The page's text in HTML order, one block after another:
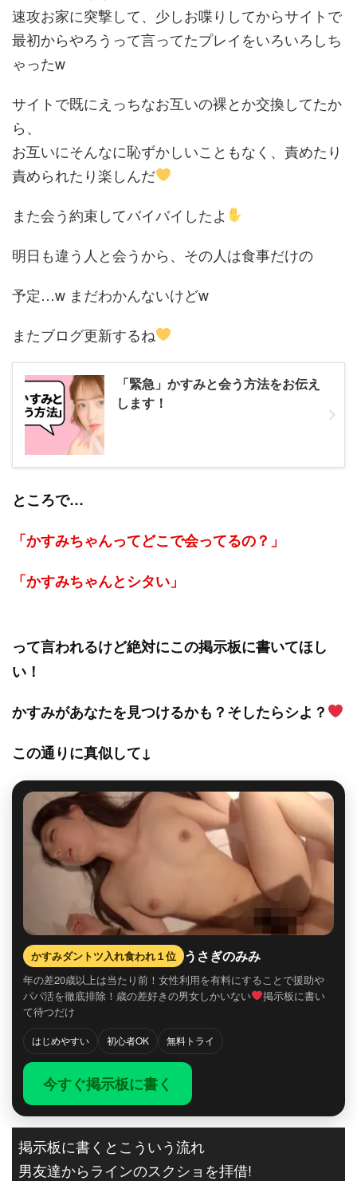
速攻お家に突撃して、少しお喋りしてからサイトで
最初からやろうって言ってたプレイをいろいろしち
ゃったw
サイトで既にえっちなお互いの裸とか交換してたか
ら、
お互いにそんなに恥ずかしいこともなく、責めたり
責められたり楽しんだ
また会う約束してバイバイしたよ
明日も違う人と会うから、その人は食事だけの
予定…w まだわかんないけどw
またブログ更新するね
「緊急」かすみと会う方法をお伝え
します！
ところで…
「かすみちゃんってどこで会ってるの？」
「かすみちゃんとシタい」
って言われるけど絶対にこの掲示板に書いてほし
い！
かすみがあなたを見つけるかも？そしたらシよ？
この通りに真似して↓
かすみダントツ入れ食われ１位 うさぎのみみ
年の差20歳以上は当たり前！女性利用を有料にすることで援助や
パパ活を徹底排除！歳の差好きの男女しかいない
掲示板に書い
て待つだけ
はじめやすい 初心者OK 無料トライ
今すぐ掲示板に書く
掲示板に書くとこういう流れ
男友達からラインのスクショを拝借!